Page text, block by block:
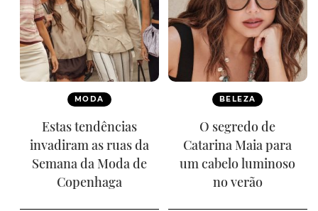
MODA
Estas tendências
invadiram as ruas da
Semana da Moda de
Copenhaga
BELEZA
O segredo de
Catarina Maia para
um cabelo luminoso
no verão